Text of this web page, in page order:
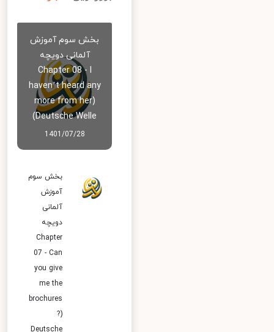
بخش سوم آموزش
آلمانی دویچه
Chapter 08 - I
haven’t heard any
more from her)
Deutsche Welle)
1401/07/28
بخش سوم
آموزش
آلمانی
دویچه
Chapter
07 - Can
you give
me the
brochures
Deutsche